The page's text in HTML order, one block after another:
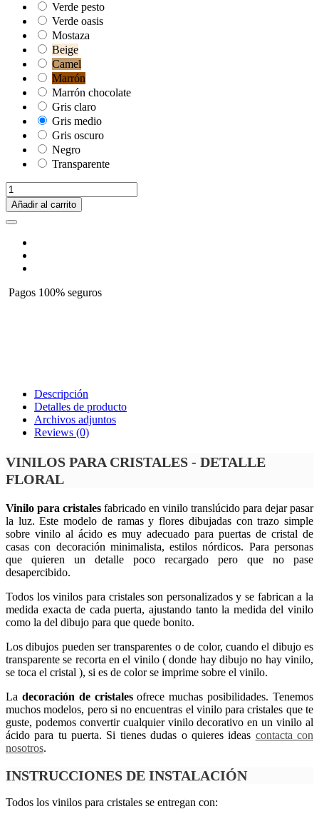
Verde pesto
Verde oasis
Mostaza
Beige
Camel
Marrón
Marrón chocolate
Gris claro
Gris medio
Gris oscuro
Negro
Transparente
Añadir al carrito
Pagos 100% seguros
Descripción
Detalles de producto
Archivos adjuntos
Reviews (0)
VINILOS PARA CRISTALES - DETALLE
FLORAL
Vinilo para cristales fabricado en vinilo translúcido para dejar pasar
la luz. Este modelo de ramas y flores dibujadas con trazo simple
sobre vinilo al ácido es muy adecuado para puertas de cristal de
casas con decoración minimalista, estilos nórdicos. Para personas
que quieren un detalle poco recargado pero que no pase
desapercibido.
Todos los vinilos para cristales son personalizados y se fabrican a la
medida exacta de cada puerta, ajustando tanto la medida del vinilo
como la del dibujo para que quede bonito.
Los dibujos pueden ser transparentes o de color, cuando el dibujo es
transparente se recorta en el vinilo ( donde hay dibujo no hay vinilo,
se toca el cristal ), si es de color se imprime sobre el vinilo.
La decoración de cristalesofrece muchas posibilidades. Tenemos
muchos modelos, pero si no encuentras el vinilo para cristales que te
guste, podemos convertir cualquier vinilo decorativo en un vinilo al
ácido para tu puerta. Si tienes dudas o quieres ideas contacta con
nosotros.
INSTRUCCIONES DE INSTALACIÓN
Todos los vinilos para cristales se entregan con: